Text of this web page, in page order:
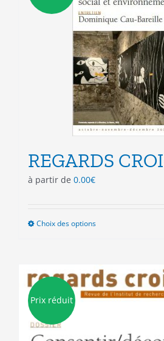
peuvent
être
choisies
sur
la
page
du
produit
REGARDS
à partir de 0.00€
Choix des optionsCe
variations.
Les
Prix réduit